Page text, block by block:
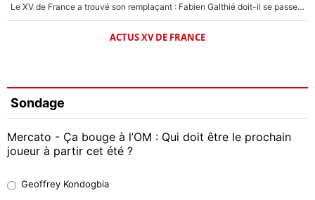
Le XV de France a trouvé son remplaçant : Fabien Galthié doit-il se passer d'Antoine Dupont ?
ACTUS XV DE FRANCE
Sondage
Mercato - Ça bouge à l’OM : Qui doit être le prochain
joueur à partir cet été ?
38%
Geoffrey Kondogbia